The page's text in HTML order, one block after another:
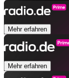
Mehr erfahren
Mehr erfahren